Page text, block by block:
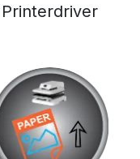
Printerdriver